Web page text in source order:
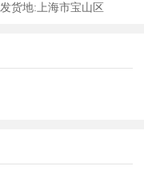
发货地: 上海市宝山区